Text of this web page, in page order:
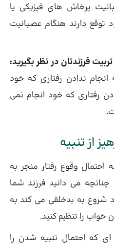
پرخاش های فیزیکی یا
توقع دارند هنگام عصبانیت
فرزندتان در نظر بگیرید:
ندادن رفتاری که خود
رفتاری که خود انجام نمی
از تنبیه
احتمال وقوع رفتار منجر به
چنانچه می دانید فرزند شما
شروع به بدخلقی می کند به
خواب را تنظیم کنید.
که احتمال تنبیه شدن را